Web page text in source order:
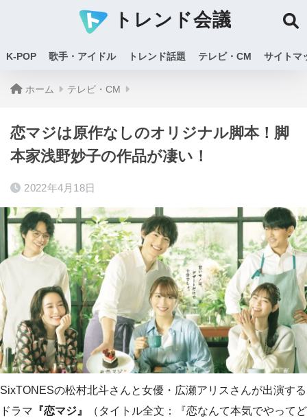
トレンド会議
K-POP 歌手・アイドル トレンド話題 テレビ・CM サイトマ
ホーム テレビ・CM
恋マジは原作なしのオリジナル脚本！脚
本家浅野妙子の作品が凄い！
2022年4月18日
SixTONESの松村北斗さんと女優・広瀬アリスさんが出演する
ドラマ 『恋マジ』
（タイトル全文：『恋なんて本気でやってど